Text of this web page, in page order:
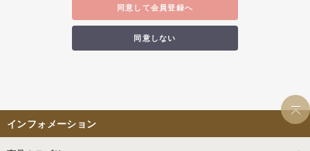
同意して会員登録へ
同意しない
インフォメーション